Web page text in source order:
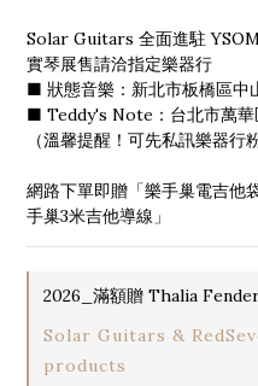
Solar Guitars 全面進駐
實琴展售請洽指定樂器行
■ 狀態音樂：新北市板橋區中
■ Teddy's Note：台北市萬華
（溫馨提醒！可先私訊樂器行
網路下單即贈「樂手巢電吉他
手巢3米吉他導線」
2026_滿額贈 Thalia
Solar Guitars &
products